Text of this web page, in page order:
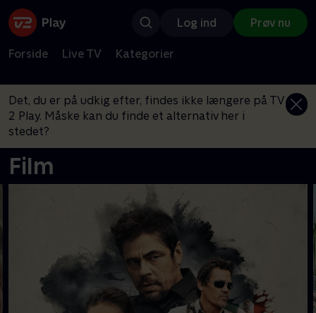
Log ind Prøv nu
Forside Live TV Kategorier
Det, du er på udkig efter, findes ikke længere på TV
2 Play. Måske kan du finde et alternativ her i
stedet?
Film